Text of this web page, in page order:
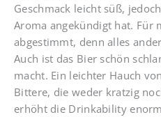
Geschmack leicht süß,
Aroma angekündigt hat. Für
abgestimmt, denn alles
Auch ist das Bier schön
macht. Ein leichter Hauch
Bittere, die weder kratzig
erhöht die Drinkability enorm